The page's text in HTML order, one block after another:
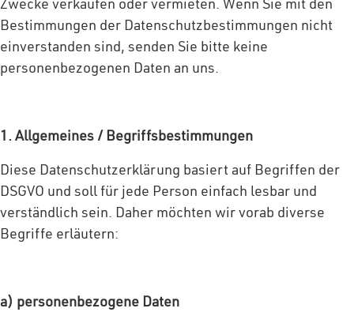
Bestimmungen der Datenschutzbestimmungen nicht
einverstanden sind, senden Sie bitte keine
personenbezogenen Daten an uns.
1. Allgemeines / Begriffsbestimmungen
Diese Datenschutzerklärung basiert auf Begriffen der
DSGVO und soll für jede Person einfach lesbar und
verständlich sein. Daher möchten wir vorab diverse
Begriffe erläutern:
a) personenbezogene Daten